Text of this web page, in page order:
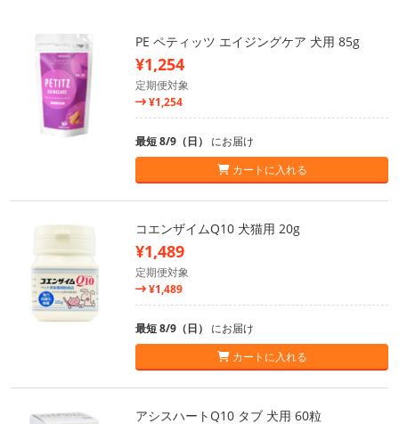
PE ペティッツ エイジングケア 犬用 85g
¥1,254
定期便対象
¥1,254
最短 8/9（日） にお届け
カートに入れる
コエンザイムQ10 犬猫用 20g
¥1,489
定期便対象
¥1,489
最短 8/9（日） にお届け
カートに入れる
アシスハートQ10 タブ 犬用 60粒